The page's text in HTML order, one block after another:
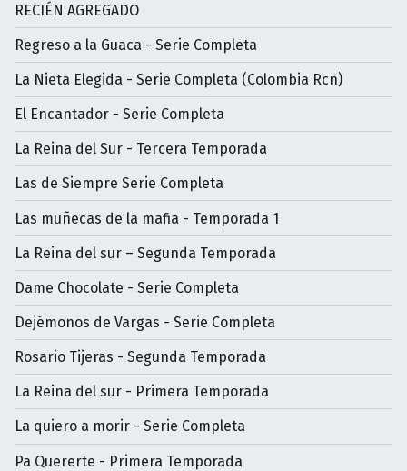
RECIÉN AGREGADO
Regreso a la Guaca - Serie Completa
La Nieta Elegida - Serie Completa (Colombia Rcn)
El Encantador - Serie Completa
La Reina del Sur - Tercera Temporada
Las de Siempre Serie Completa
Las muñecas de la mafia - Temporada 1
La Reina del sur – Segunda Temporada
Dame Chocolate - Serie Completa
Dejémonos de Vargas - Serie Completa
Rosario Tijeras - Segunda Temporada
La Reina del sur - Primera Temporada
La quiero a morir - Serie Completa
Pa Quererte - Primera Temporada